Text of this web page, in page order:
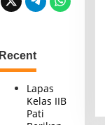
Recent
Lapas
Kelas IIB
Pati